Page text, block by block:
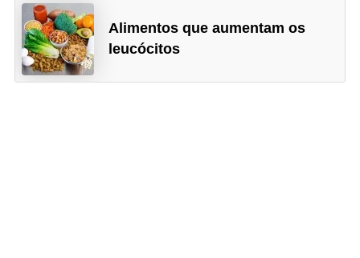
Alimentos que aumentam os
leucócitos